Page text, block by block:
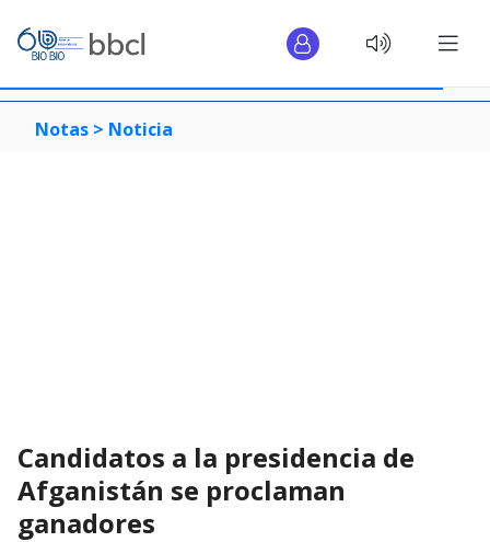
Notas > Noticia
Candidatos a la presidencia de
Afganistán se proclaman
ganadores